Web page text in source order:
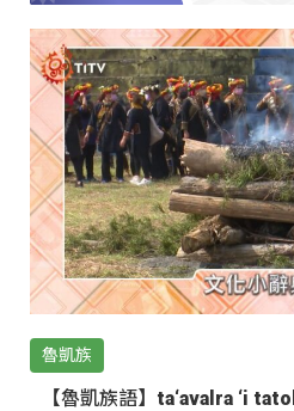
魯凱族
【魯凱族語】ta‘avalra ‘i